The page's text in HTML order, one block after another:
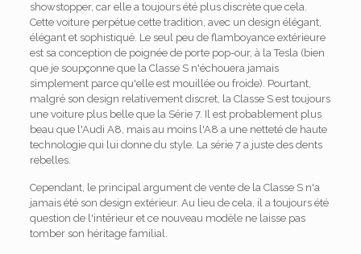
showstopper, car elle a toujours été plus discrète que cela.
Cette voiture perpétue cette tradition, avec un design élégant,
élégant et sophistiqué. Le seul peu de flamboyance extérieure
est sa conception de poignée de porte pop-our, à la Tesla (bien
que je soupçonne que la Classe S n'échouera jamais
simplement parce qu'elle est mouillée ou froide). Pourtant,
malgré son design relativement discret, la Classe S est toujours
une voiture plus belle que la Série 7. Il est probablement plus
beau que l'Audi A8, mais au moins l'A8 a une netteté de haute
technologie qui lui donne du style. La série 7 a juste des dents
rebelles.
Cependant, le principal argument de vente de la Classe S n'a
jamais été son design extérieur. Au lieu de cela, il a toujours été
question de l'intérieur et ce nouveau modèle ne laisse pas
tomber son héritage familial.